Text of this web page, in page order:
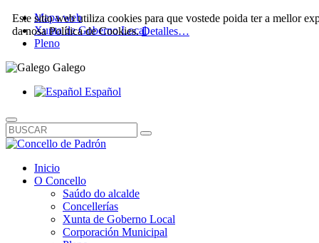
Mapa web
Xunta de Goberno Local
Pleno
Galego
Español
Inicio
O Concello
Saúdo do alcalde
Concellerías
Xunta de Goberno Local
Corporación Municipal
Este sitio web utiliza cookies para que vostede poida ter a mellor
da nosa Política de Cookies.Detalles…